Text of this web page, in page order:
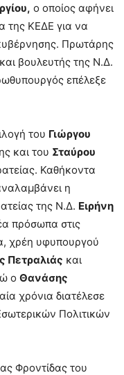
ο οποίος αφήνει
της ΚΕΔΕ για να
Πρωτάρης
βουλευτής της Ν.Δ.
επέλεξε
του Γιώργου
και του Σταύρου
Καθήκοντα
η
της Ν.Δ. Ειρήνη
πρόσωπα στις
χρέη υφυπουργού
Πετραλιάς και
ο Θανάσης
χρόνια διατέλεσε
Πολιτικών
Φροντίδας του